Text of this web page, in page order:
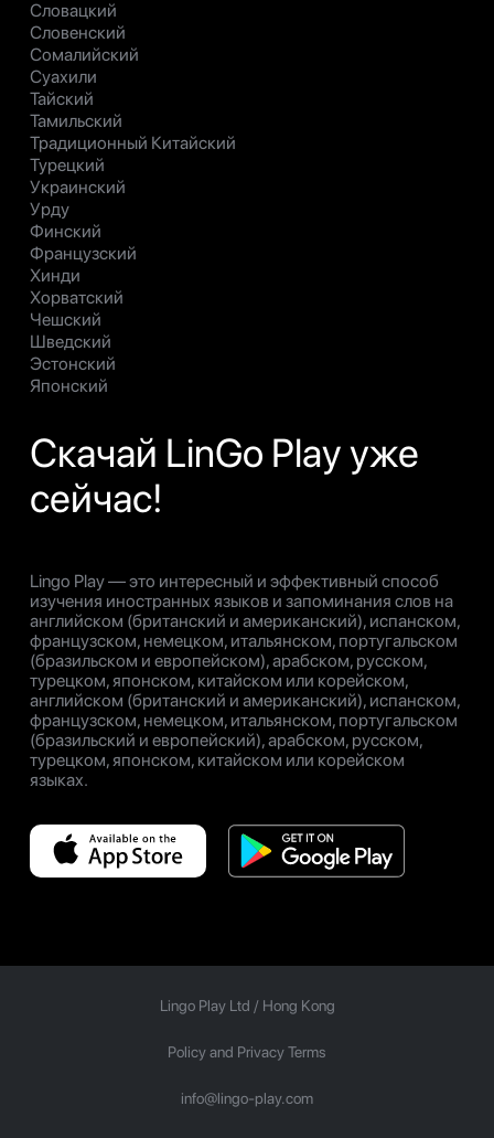
Словацкий
Словенский
Сомалийский
Суахили
Тайский
Тамильский
Традиционный Китайский
Турецкий
Украинский
Урду
Финский
Французский
Хинди
Хорватский
Чешский
Шведский
Эстонский
Японский
Скачай LinGo Play уже
сейчас!
Lingo Play — это интересный и эффективный способ
изучения иностранных языков и запоминания слов на
английском (британский и американский), испанском,
французском, немецком, итальянском, португальском
(бразильском и европейском), арабском, русском,
турецком, японском, китайском или корейском,
английском (британский и американский), испанском,
французском, немецком, итальянском, португальском
(бразильский и европейский), арабском, русском,
турецком, японском, китайском или корейском
языках.
Lingo Play Ltd / Hong Kong
Policy and Privacy Terms
info@lingo-play.com